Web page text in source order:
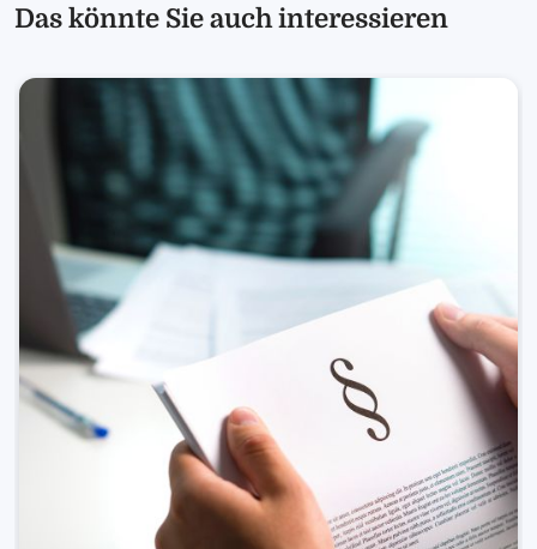
Das könnte Sie auch interessieren